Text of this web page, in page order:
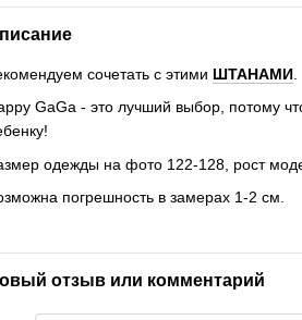
сочетать с этими ШТАНАМИ
GaGa - это лучший выбор, потому
одежды на фото 122-128, рост
погрешность в замерах 1-2 см.
отзыв или комментарий